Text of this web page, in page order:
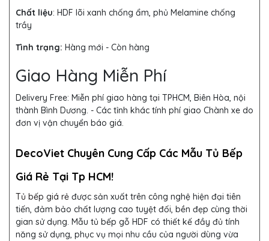
Chất liệu: HDF lõi xanh chống ẩm, phủ Melamine chống
trầy
Tình trạng: Hàng mới - Còn hàng
Giao Hàng Miễn Phí
Delivery Free: Miễn phí giao hàng tại TPHCM, Biên Hòa, nội
thành Bình Dương. - Các tỉnh khác tính phí giao Chành xe do
đơn vị vận chuyển báo giá.
DecoViet Chuyên Cung Cấp Các Mẫu Tủ Bếp
Giá Rẻ Tại Tp HCM!
Tủ bếp giá rẻ được sản xuất trên công nghệ hiện đại tiên
tiến, đảm bảo chất lượng cao tuyệt đối, bền đẹp cùng thời
gian sử dụng. Mẫu tủ bếp gỗ HDF có thiết kế đầy đủ tính
năng sử dụng, phục vụ mọi nhu cầu của người dùng vừa